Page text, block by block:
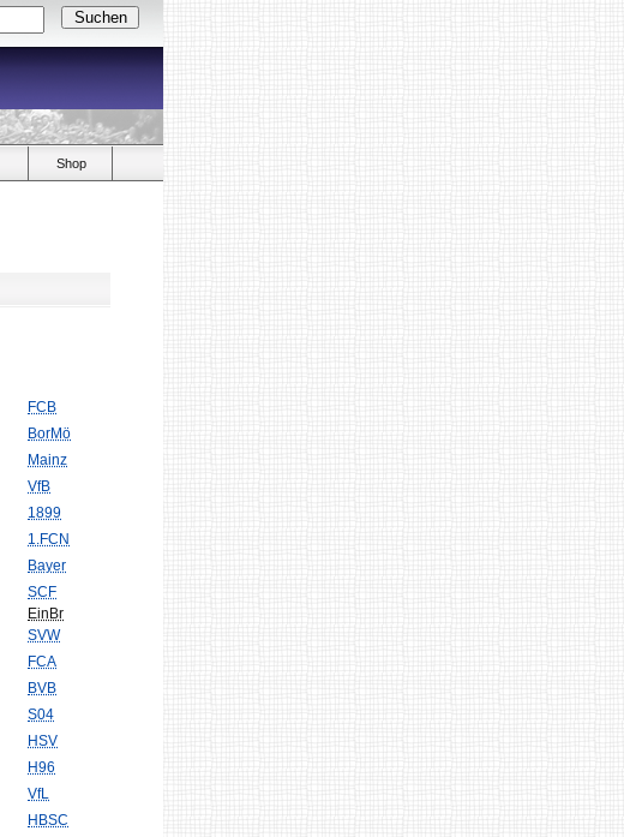
Shop
FCB
BorMö
Mainz
VfB
1899
1.FCN
Bayer
SCF
EinBr
SVW
FCA
BVB
S04
HSV
H96
VfL
HBSC